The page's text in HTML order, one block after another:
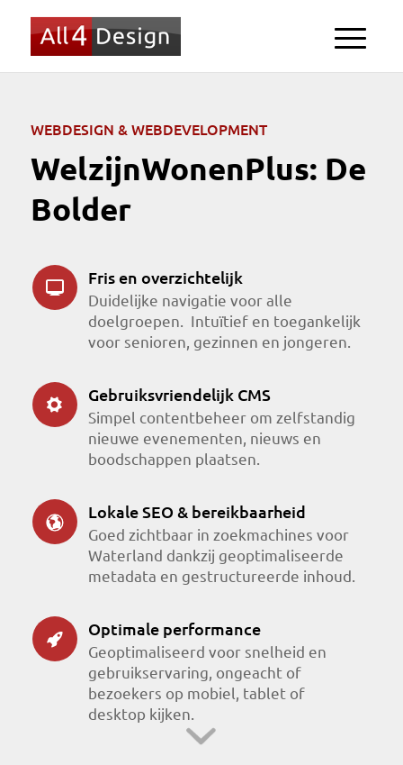
WEBDESIGN & WEBDEVELOPMENT
WelzijnWonenPlus: De
Bolder
Fris en overzichtelijk
Duidelijke navigatie voor alle
doelgroepen. Intuïtief en toegankelijk
voor senioren, gezinnen en jongeren.
Gebruiksvriendelijk CMS
Simpel contentbeheer om zelfstandig
nieuwe evenementen, nieuws en
boodschappen plaatsen.
Lokale SEO & bereikbaarheid
Goed zichtbaar in zoekmachines voor
Waterland dankzij geoptimaliseerde
metadata en gestructureerde inhoud.
Optimale performance
Geoptimaliseerd voor snelheid en
gebruikservaring, ongeacht of
bezoekers op mobiel, tablet of
desktop kijken.